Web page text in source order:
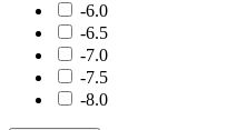
-6.0
-6.5
-7.0
-7.5
-8.0